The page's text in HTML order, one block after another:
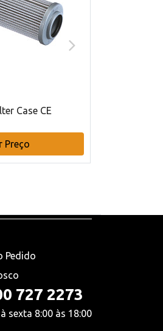
Case CE
Preço
Pedido
727 2273
sexta 8:00 às 18:00